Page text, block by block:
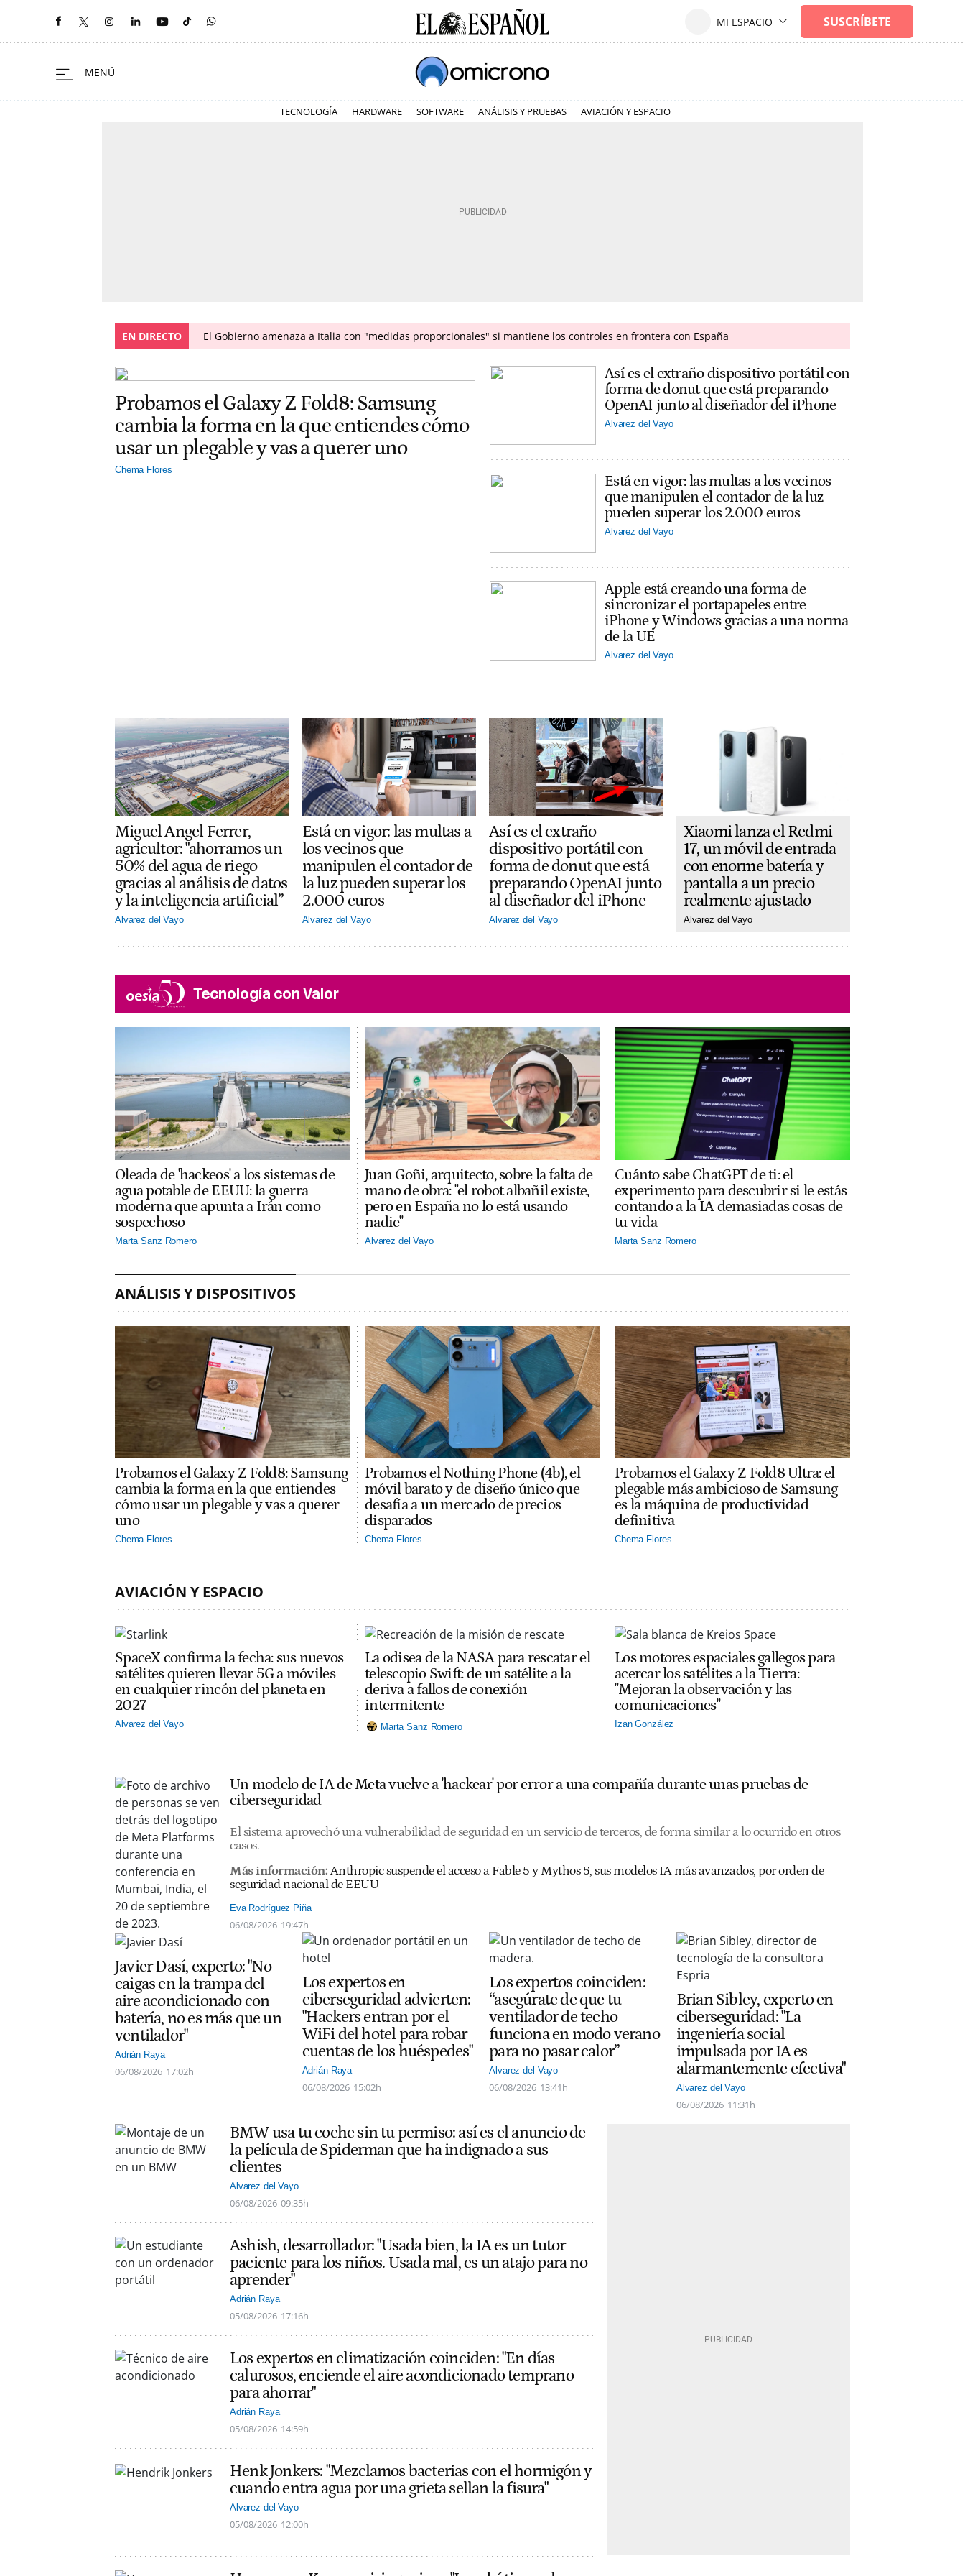
TECNOLOGÍA HARDWARE SOFTWARE ANÁLISIS Y PRUEBAS AVIACIÓN Y ESPACIO
EN DIRECTO El Gobierno amenaza a Italia con "medidas proporcionales" si mantiene los controles en frontera con España
Probamos el Galaxy Z Fold8: Samsung
cambia la forma en la que entiendes cómo
usar un plegable y vas a querer uno
Chema Flores
Así es el extraño dispositivo portátil con
forma de donut que está preparando
OpenAI junto al diseñador del iPhone
Alvarez del Vayo
Está en vigor: las multas a los vecinos
que manipulen el contador de la luz
pueden superar los 2.000 euros
Alvarez del Vayo
Apple está creando una forma de
sincronizar el portapapeles entre
iPhone y Windows gracias a una norma
de la UE
Alvarez del Vayo
Miguel Angel Ferrer,
agricultor: "ahorramos un
50% del agua de riego
gracias al análisis de datos
y la inteligencia artificial”
Alvarez del Vayo
Está en vigor: las multas a
los vecinos que
manipulen el contador de
la luz pueden superar los
2.000 euros
Alvarez del Vayo
Así es el extraño
dispositivo portátil con
forma de donut que está
preparando OpenAI junto
al diseñador del iPhone
Alvarez del Vayo
Xiaomi lanza el Redmi
17, un móvil de entrada
con enorme batería y
pantalla a un precio
realmente ajustado
Alvarez del Vayo
Tecnología con Valor
Oleada de 'hackeos' a los sistemas de
agua potable de EEUU: la guerra
moderna que apunta a Irán como
sospechoso
Marta Sanz Romero
Juan Goñi, arquitecto, sobre la falta de
mano de obra: "el robot albañil existe,
pero en España no lo está usando
nadie"
Alvarez del Vayo
Cuánto sabe ChatGPT de ti: el
experimento para descubrir si le estás
contando a la IA demasiadas cosas de
tu vida
Marta Sanz Romero
ANÁLISIS Y DISPOSITIVOS
Probamos el Galaxy Z Fold8: Samsung
cambia la forma en la que entiendes
cómo usar un plegable y vas a querer
uno
Chema Flores
Probamos el Nothing Phone (4b), el
móvil barato y de diseño único que
desafía a un mercado de precios
disparados
Chema Flores
Probamos el Galaxy Z Fold8 Ultra: el
plegable más ambicioso de Samsung
es la máquina de productividad
definitiva
Chema Flores
AVIACIÓN Y ESPACIO
SpaceX confirma la fecha: sus nuevos
satélites quieren llevar 5G a móviles
en cualquier rincón del planeta en
2027
Alvarez del Vayo
La odisea de la NASA para rescatar el
telescopio Swift: de un satélite a la
deriva a fallos de conexión
intermitente
Marta Sanz Romero
Los motores espaciales gallegos para
acercar los satélites a la Tierra:
"Mejoran la observación y las
comunicaciones"
Izan González
Un modelo de IA de Meta vuelve a 'hackear' por error a una compañía durante unas pruebas de
ciberseguridad
El sistema aprovechó una vulnerabilidad de seguridad en un servicio de terceros, de forma similar a lo ocurrido en otros
casos.
Más información: Anthropic suspende el acceso a Fable 5 y Mythos 5, sus modelos IA más avanzados, por orden de
seguridad nacional de EEUU
Eva Rodríguez Piña
06/08/2026 19:47h
Javier Dasí, experto: "No
caigas en la trampa del
aire acondicionado con
batería, no es más que un
ventilador"
Adrián Raya
06/08/2026 17:02h
Los expertos en
ciberseguridad advierten:
"Hackers entran por el
WiFi del hotel para robar
cuentas de los huéspedes"
Adrián Raya
06/08/2026 15:02h
Los expertos coinciden:
“asegúrate de que tu
ventilador de techo
funciona en modo verano
para no pasar calor”
Alvarez del Vayo
06/08/2026 13:41h
Brian Sibley, experto en
ciberseguridad: "La
ingeniería social
impulsada por IA es
alarmantemente efectiva"
Alvarez del Vayo
06/08/2026 11:31h
BMW usa tu coche sin tu permiso: así es el anuncio de
la película de Spiderman que ha indignado a sus
clientes
Alvarez del Vayo
06/08/2026 09:35h
Ashish, desarrollador: "Usada bien, la IA es un tutor
paciente para los niños. Usada mal, es un atajo para no
aprender"
Adrián Raya
05/08/2026 17:16h
Los expertos en climatización coinciden: "En días
calurosos, enciende el aire acondicionado temprano
para ahorrar"
Adrián Raya
05/08/2026 14:59h
Henk Jonkers: "Mezclamos bacterias con el hormigón y
cuando entra agua por una grieta sellan la fisura"
Alvarez del Vayo
05/08/2026 12:00h